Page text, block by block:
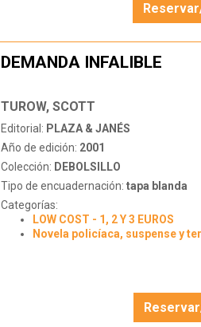
DEMANDA INFALIBLE
TUROW, SCOTT
Editorial: PLAZA & JANÉS
Año de edición: 2001
Colección: DEBOLSILLO
Tipo de encuadernación: tapa blanda
Categorías:
LOW COST - 1, 2 Y 3 EUROS
Novela policíaca, suspense y